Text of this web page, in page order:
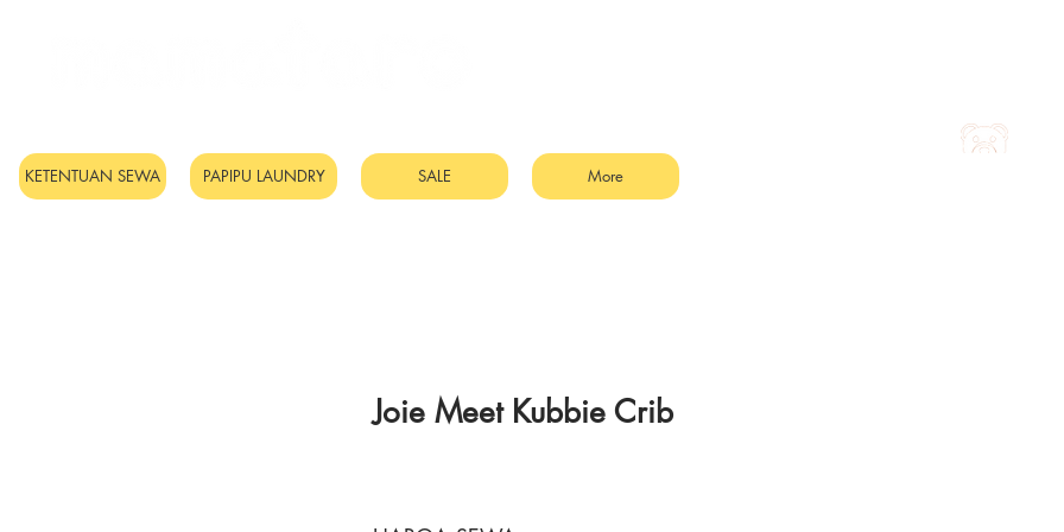
KETENTUAN SEWA PAPIPU LAUNDRY SALE More
Joie Meet Kubbie Crib